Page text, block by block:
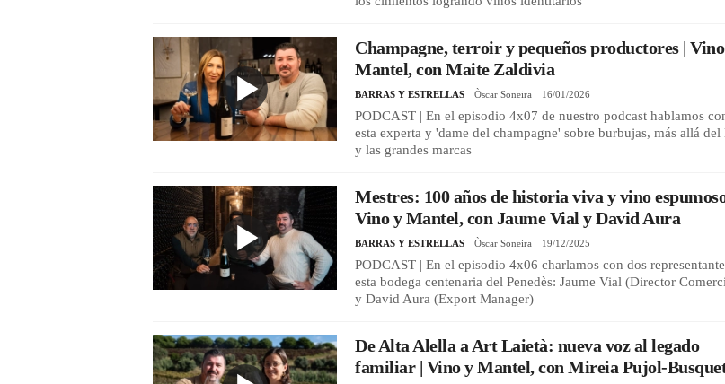
Champagne, terroir y pequeños productores |
Mantel, con Maite Zaldivia
BARRAS Y ESTRELLAS Òscar Soneira 16/01/2026
PODCAST | En el episodio 4x07 de nuestro podcast hablamos
esta experta y 'dame del champagne' sobre burbujas, más allá del
y las grandes marcas
Mestres: 100 años de historia viva y vino
Vino y Mantel, con Jaume Vial y David Aura
BARRAS Y ESTRELLAS Òscar Soneira 19/12/2025
PODCAST | En el episodio 4x06 charlamos con dos
esta bodega centenaria del Penedès: Jaume Vial (Director
y David Aura (Export Manager)
De Alta Alella a Art Laietà: nueva voz al legado
familiar | Vino y Mantel, con Mireia Pujol-